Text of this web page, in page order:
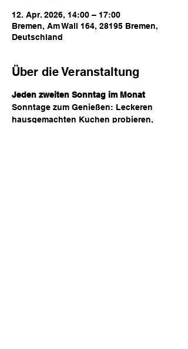
12. Apr. 2026, 14:00 – 17:00
Bremen, Am Wall 164, 28195 Bremen,
Deutschland
Über die Veranstaltung
Jeden zweiten Sonntag im Monat
Sonntage zum Genießen: Leckeren
hausgemachten Kuchen probieren,